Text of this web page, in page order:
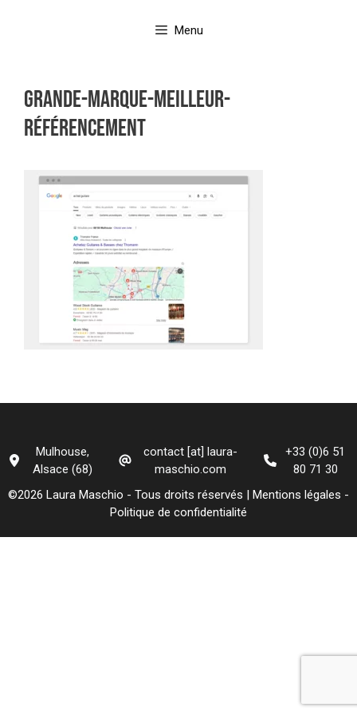
Menu
grande-marque-meilleur-
référencement
Mulhouse,
Alsace (68)
contact [at] laura-
maschio.com
+33 (0)6 51
80 71 30
©2026 Laura Maschio - Tous droits réservés | Mentions légales -
Politique de confidentialité